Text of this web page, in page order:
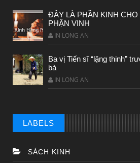
Chuyen Y Nghia: Thien Chua Luon
ĐÂY LÀ PHẦN KINH CHO
PHẬN VINH
IN LONG AN
Ba vị Tiến sĩ “lặng thinh”
bà
IN LONG AN
LABELS
SÁCH KINH